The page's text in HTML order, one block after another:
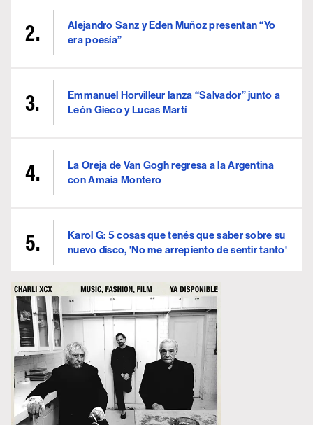
Alejandro Sanz y Eden Muñoz presentan “Yo
era poesía”
Emmanuel Horvilleur lanza “Salvador” junto a
León Gieco y Lucas Martí
La Oreja de Van Gogh regresa a la Argentina
con Amaia Montero
Karol G: 5 cosas que tenés que saber sobre su
nuevo disco, 'No me arrepiento de sentir tanto'